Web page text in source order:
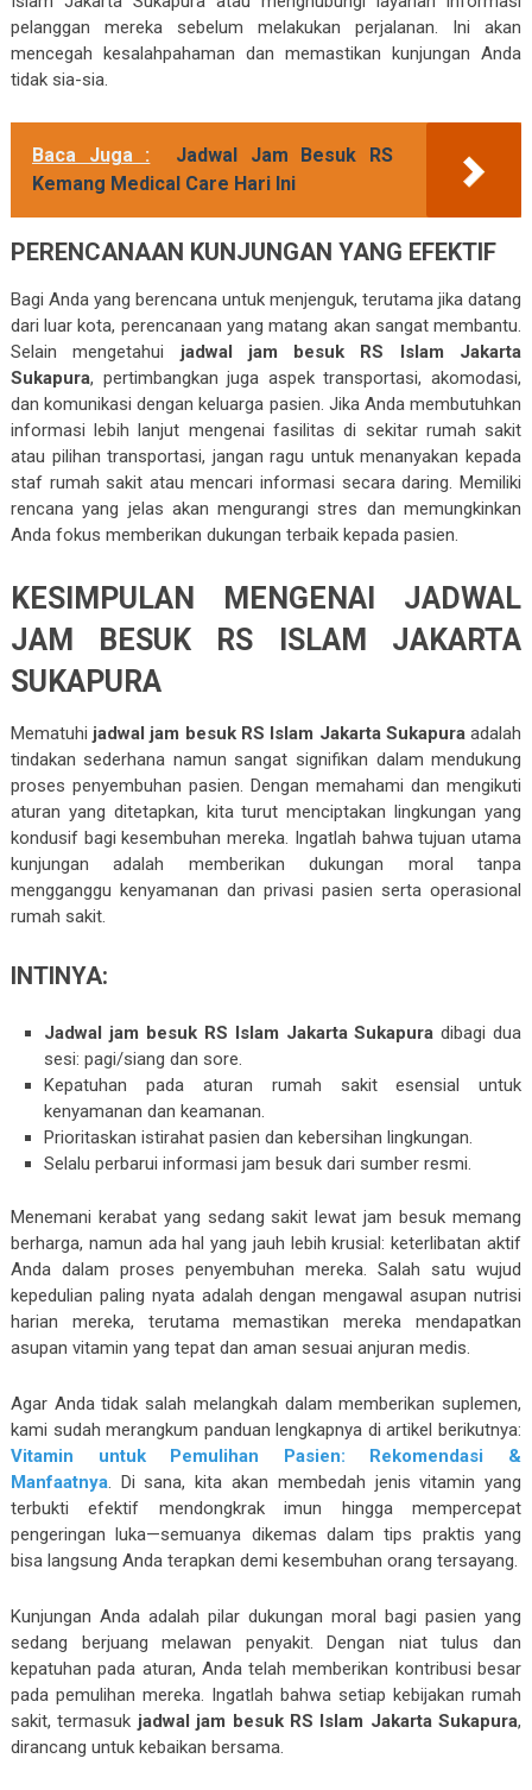
pelanggan mereka sebelum melakukan perjalanan. Ini akan
mencegah kesalahpahaman dan memastikan kunjungan Anda
tidak sia-sia.
Baca Juga :
Jadwal Jam Besuk RS
Kemang Medical Care Hari Ini
PERENCANAAN KUNJUNGAN YANG EFEKTIF
Bagi Anda yang berencana untuk menjenguk, terutama jika datang
dari luar kota, perencanaan yang matang akan sangat membantu.
Selain mengetahui jadwal jam besuk RS Islam Jakarta
Sukapura, pertimbangkan juga aspek transportasi, akomodasi,
dan komunikasi dengan keluarga pasien. Jika Anda membutuhkan
informasi lebih lanjut mengenai fasilitas di sekitar rumah sakit
atau pilihan transportasi, jangan ragu untuk menanyakan kepada
staf rumah sakit atau mencari informasi secara daring. Memiliki
rencana yang jelas akan mengurangi stres dan memungkinkan
Anda fokus memberikan dukungan terbaik kepada pasien.
KESIMPULAN MENGENAI JADWAL
JAM BESUK RS ISLAM JAKARTA
SUKAPURA
Mematuhi jadwal jam besuk RS Islam Jakarta Sukapuraadalah
tindakan sederhana namun sangat signifikan dalam mendukung
proses penyembuhan pasien. Dengan memahami dan mengikuti
aturan yang ditetapkan, kita turut menciptakan lingkungan yang
kondusif bagi kesembuhan mereka. Ingatlah bahwa tujuan utama
kunjungan adalah memberikan dukungan moral tanpa
mengganggu kenyamanan dan privasi pasien serta operasional
rumah sakit.
INTINYA:
Jadwal jam besuk RS Islam Jakarta Sukapura dibagi dua
sesi: pagi/siang dan sore.
Kepatuhan pada aturan rumah sakit esensial untuk
kenyamanan dan keamanan.
Prioritaskan istirahat pasien dan kebersihan lingkungan.
Selalu perbarui informasi jam besuk dari sumber resmi.
Menemani kerabat yang sedang sakit lewat jam besuk memang
berharga, namun ada hal yang jauh lebih krusial: keterlibatan aktif
Anda dalam proses penyembuhan mereka. Salah satu wujud
kepedulian paling nyata adalah dengan mengawal asupan nutrisi
harian mereka, terutama memastikan mereka mendapatkan
asupan vitamin yang tepat dan aman sesuai anjuran medis.
Agar Anda tidak salah melangkah dalam memberikan suplemen,
kami sudah merangkum panduan lengkapnya di artikel berikutnya:
Vitamin untuk Pemulihan Pasien: Rekomendasi &
Manfaatnya. Di sana, kita akan membedah jenis vitamin yang
terbukti efektif mendongkrak imun hingga mempercepat
pengeringan luka—semuanya dikemas dalam tips praktis yang
bisa langsung Anda terapkan demi kesembuhan orang tersayang.
Kunjungan Anda adalah pilar dukungan moral bagi pasien yang
sedang berjuang melawan penyakit. Dengan niat tulus dan
kepatuhan pada aturan, Anda telah memberikan kontribusi besar
pada pemulihan mereka. Ingatlah bahwa setiap kebijakan rumah
sakit, termasuk jadwal jam besuk RS Islam Jakarta Sukapura,
dirancang untuk kebaikan bersama.